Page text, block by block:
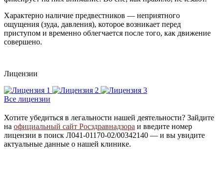
Характерно наличие предвестников — неприятного
ощущения (зуда, давления), которое возникает перед
приступом и временно облегчается после того, как движение
совершено.
Лицензии
Все лицензии
Хотите убедиться в легальности нашей деятельности? Зайдите
на официальный сайт Росздравнадзора и введите номер
лицензии в поиск Л041-01170-02/00342140 — и вы увидите
актуальные данные о нашей клинике.